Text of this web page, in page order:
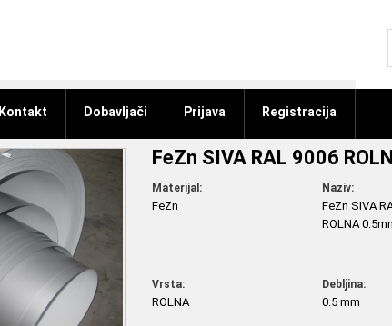
Kontakt Dobavljači Prijava Registracija
FeZn SIVA RAL 9006
Materijal:
FeZn
Naziv:
FeZn SIVA
ROLNA
Vrsta:
ROLNA
Debljina:
0.5 mm